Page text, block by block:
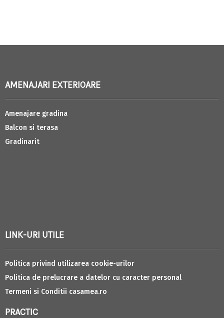
AMENAJARI EXTERIOARE
Amenajare gradina
Balcon si terasa
Gradinarit
LINK-URI UTILE
Politica privind utilizarea cookie-urilor
Politica de prelucrare a datelor cu caracter personal
Termeni si Conditii casamea.ro
PRACTIC